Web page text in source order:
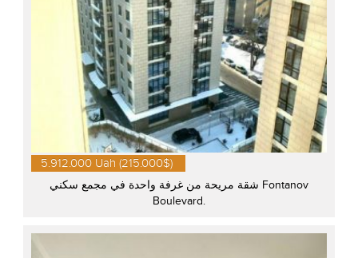
5.912.000 Uah (215.000$)
شقة مريحة من غرفة واحدة في مجمع سكني Fontanov
Boulevard.